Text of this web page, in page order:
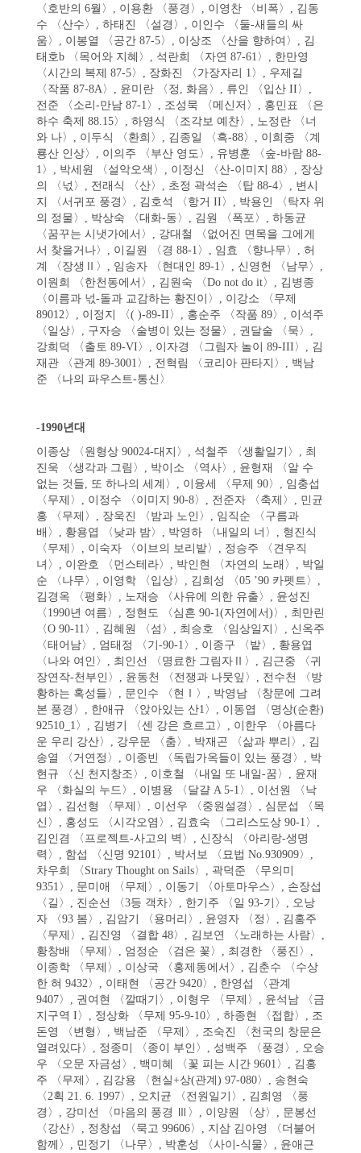
〈호반의 6월〉, 이용환 〈풍경〉, 이영찬 〈비폭〉, 김동
수 〈산수〉, 하태진 〈설경〉, 이인수 〈둘-새들의 싸
움〉, 이봉열 〈공간 87-5〉, 이상조 〈산을 향하여〉, 김
태호b 〈목어와 지혜〉, 석란희 〈자연 87-61〉, 한만영
〈시간의 복제 87-5〉, 장화진 〈가장자리 1〉, 우제길
〈작품 87-8A〉, 윤미란 〈정, 화음〉, 류인 〈입산 II〉,
전준 〈소리-만남 87-1〉, 조성묵 〈메신저〉, 홍민표 〈은
하수 축제 88.15〉, 하영식 〈조각보 예찬〉, 노정란 〈너
와 나〉, 이두식 〈환희〉, 김종일 〈흑-88〉, 이희중 〈계
룡산 인상〉, 이의주 〈부산 영도〉, 유병훈 〈숲-바람 88-
1〉, 박세원 〈설악오색〉, 이정신 〈산-이미지 88〉, 장상
의 〈넋〉, 전래식 〈산〉, 초정 곽석손 〈탑 88-4〉, 변시
지 〈서귀포 풍경〉, 김호석 〈항거 II〉, 박용인 〈탁자 위
의 정물〉, 박상숙 〈대화-동〉, 김원 〈폭포〉, 하동균
〈꿈꾸는 시냇가에서〉, 강대철 〈없어진 면목을 그에게
서 찾을거나〉, 이길원 〈경 88-1〉, 임효 〈향나무〉, 허
계 〈장생Ⅱ〉, 임송자 〈현대인 89-1〉, 신영헌 〈남무〉,
이원희 〈한천동에서〉, 김원숙 〈Do not do it〉, 김병종
〈이름과 넋-돌과 교감하는 황진이〉, 이강소 〈무제
89012〉, 이정지 〈( )-89-II〉, 홍순주 〈작품 89〉, 이석주
〈일상〉, 구자승 〈술병이 있는 정물〉, 권달술 〈묵〉,
강희덕 〈출토 89-VI〉, 이자경 〈그림자 놀이 89-III〉, 김
재관 〈관계 89-3001〉, 전혁림 〈코리아 판타지〉, 백남
준 〈나의 파우스트-통신〉
-1990년대
이종상 〈원형상 90024-대지〉, 석철주 〈생활일기〉, 최
진욱 〈생각과 그림〉, 박이소 〈역사〉, 윤형재 〈알 수
없는 것들, 또 하나의 세계〉, 이융세 〈무제 90〉, 임충섭
〈무제〉, 이정수 〈이미지 90-8〉, 전준자 〈축제〉, 민균
홍 〈무제〉, 장욱진 〈밤과 노인〉, 임직순 〈구름과
배〉, 황용엽 〈낮과 밤〉, 박영하 〈내일의 너〉, 형진식
〈무제〉, 이숙자 〈이브의 보리밭〉, 정승주 〈견우직
녀〉, 이완호 〈먼스테라〉, 박인현 〈자연의 노래〉, 박일
순 〈나무〉, 이영학 〈입상〉, 김희성 〈05 ’90 카펫트〉,
김경옥 〈평화〉, 노재승 〈사유에 의한 유출〉, 윤성진
〈1990년 여름〉, 정현도 〈심흔 90-1(자연에서)〉, 최만린
〈O 90-11〉, 김혜원 〈섬〉, 최승호 〈임상일지〉, 신옥주
〈태어남〉, 엄태정 〈기-90-1〉, 이종구 〈밭〉, 황용엽
〈나와 여인〉, 최인선 〈명료한 그림자Ⅱ〉, 김근중 〈귀
장연작-천부인〉, 윤동천 〈전쟁과 나뭇잎〉, 전수천 〈방
황하는 혹성들〉, 문인수 〈현Ⅰ〉, 박영남 〈창문에 그려
본 풍경〉, 한애규 〈앉아있는 산1〉, 이동엽 〈명상(순환)
92510_1〉, 김병기 〈센 강은 흐르고〉, 이한우 〈아름다
운 우리 강산〉, 강우문 〈춤〉, 박재곤 〈삶과 뿌리〉, 김
송열 〈거연정〉, 이종빈 〈독립가옥들이 있는 풍경〉, 박
현규 〈신 천지창조〉, 이호철 〈내일 또 내일-꿈〉, 윤재
우 〈화실의 누드〉, 이병용 〈달걀 A 5-1〉, 이선원 〈낙
엽〉, 김선형 〈무제〉, 이선우 〈중원설경〉, 심문섭 〈목
신〉, 홍성도 〈시각오염〉, 김효숙 〈그리스도상 90-1〉,
김인겸 〈프로젝트-사고의 벽〉, 신장식 〈아리랑-생명
력〉, 함섭 〈신명 92101〉, 박서보 〈묘법 No.930909〉,
차우희 〈Strary Thought on Sails〉, 곽덕준 〈무의미
9351〉, 문미애 〈무제〉, 이동기 〈아토마우스〉, 손장섭
〈길〉, 진순선 〈3등 객차〉, 한기주 〈일 93-기〉, 오낭
자 〈93 봄〉, 김암기 〈용머리〉, 윤영자 〈정〉, 김홍주
〈무제〉, 김진영 〈결합 48〉, 김보연 〈노래하는 사람〉,
황창배 〈무제〉, 엄정순 〈검은 꽃〉, 최경한 〈풍진〉,
이종학 〈무제〉, 이상국 〈홍제동에서〉, 김춘수 〈수상
한 혀 9432〉, 이태현 〈공간 9420〉, 한영섭 〈관계
9407〉, 권여현 〈깔때기〉, 이형우 〈무제〉, 윤석남 〈금
지구역 I〉, 정상화 〈무제 95-9-10〉, 하종현 〈접합〉, 조
돈영 〈변형〉, 백남준 〈무제〉, 조숙진 〈천국의 창문은
열려있다〉, 정종미 〈종이 부인〉, 성백주 〈풍경〉, 오승
우 〈오문 자금성〉, 백미혜 〈꽃 피는 시간 9601〉, 김홍
주 〈무제〉, 김강용 〈현실+상(관계) 97-080〉, 송현숙
〈2획 21. 6. 1997〉, 오치균 〈전원일기〉, 김희영 〈풍
경〉, 강미선 〈마음의 풍경 Ⅲ〉, 이양원 〈상〉, 문봉선
〈강산〉, 정창섭 〈묵고 99606〉, 지삼 김아영 〈더불어
함께〉, 민정기 〈나무〉, 박훈성 〈사이-식물〉, 윤애근